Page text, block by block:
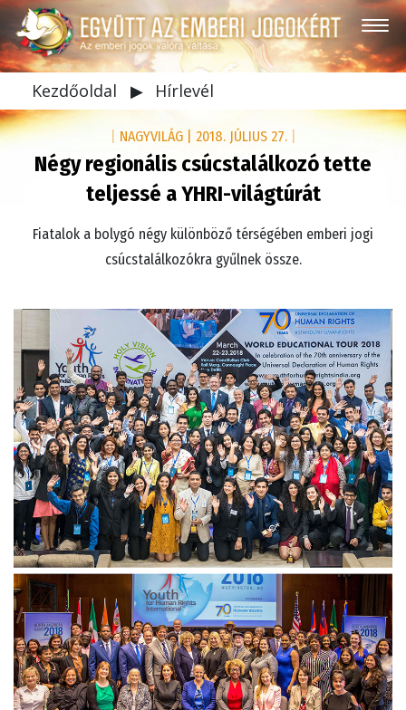
Kezdőoldal ▶ Hírlevél
NAGYVILÁG 2018. JÚLIUS 27.
Négy regionális csúcstalálkozó tette
teljessé a YHRI-világtúrát
Fiatalok a bolygó négy különböző térségében emberi jogi
csúcstalálkozókra gyűlnek össze.